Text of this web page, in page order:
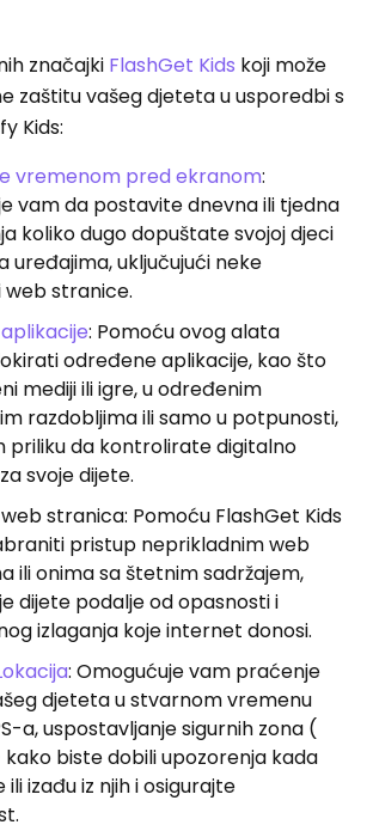
značajki FlashGet Kids koji može
zaštitu vašeg djeteta u usporedbi s
Kids:
vremenom pred ekranom:
vam da postavite dnevna ili tjedna
koliko dugo dopuštate svojoj djeci
uređajima, uključujući neke
web stranice.
: Pomoću ovog alata
određene aplikacije, kao što
mediji ili igre, u određenim
razdobljima ili samo u potpunosti,
priliku da kontrolirate digitalno
svoje dijete.
stranica: Pomoću FlashGet Kids
pristup neprikladnim web
ili onima sa štetnim sadržajem,
dijete podalje od opasnosti i
izlaganja koje internet donosi.
: Omogućuje vam praćenje
djeteta u stvarnom vremenu
a, uspostavljanje sigurnih zona (
biste dobili upozorenja kada
ili izađu iz njih i osigurajte